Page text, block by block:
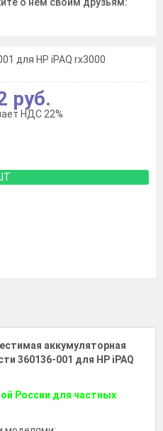
для HP iPAQ rx3000
руб.
НДС 22%
аккумуляторная
360136-001 для HP iPAQ
России для частных